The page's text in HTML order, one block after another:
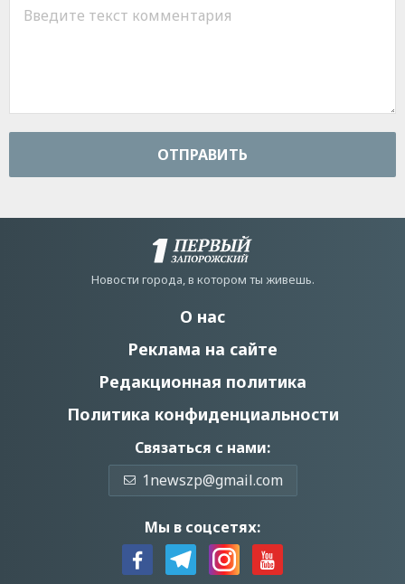
ОТПРАВИТЬ
Новости города, в котором ты живешь.
О нас
Реклама на сайте
Редакционная политика
Политика конфиденциальности
Связаться с нами:
1newszp@gmail.com
Мы в соцсетях: